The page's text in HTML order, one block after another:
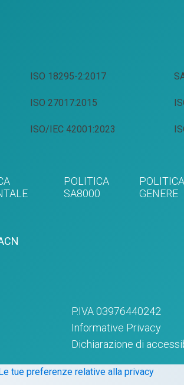
ISO 18295-2:2017
ISO 27017:2015
ISO/IEC 42001:2023
POLITICA
SA8000
GENERE
P.IVA 03976440242
Informative Privacy
Dichiarazione di
tue preferenze relative alla privacy